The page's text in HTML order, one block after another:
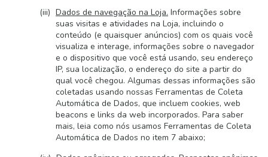
Dados de navegação na Loja. Informações sobre
suas visitas e atividades na Loja, incluindo o
conteúdo (e quaisquer anúncios) com os quais você
visualiza e interage, informações sobre o navegador
e o dispositivo que você está usando, seu endereço
IP, sua localização, o endereço do site a partir do
qual você chegou. Algumas dessas informações são
coletadas usando nossas Ferramentas de Coleta
Automática de Dados, que incluem cookies, web
beacons e links da web incorporados. Para saber
mais, leia como nós usamos Ferramentas de Coleta
Automática de Dados no item 7 abaixo;